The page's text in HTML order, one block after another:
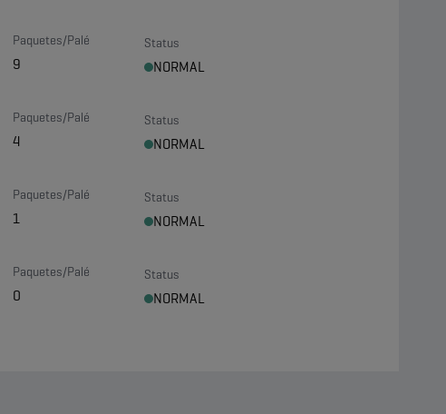
Paquetes/Palé
9
Status
NORMAL
Paquetes/Palé
4
Status
NORMAL
Paquetes/Palé
1
Status
NORMAL
Paquetes/Palé
0
Status
NORMAL